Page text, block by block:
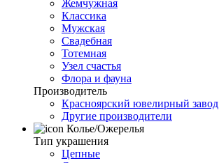
Жемчужная
Классика
Мужская
Свадебная
Тотемная
Узел счастья
Флора и фауна
Производитель
Красноярский ювелирный завод
Другие производители
Колье/Ожерелья
Тип украшения
Цепные